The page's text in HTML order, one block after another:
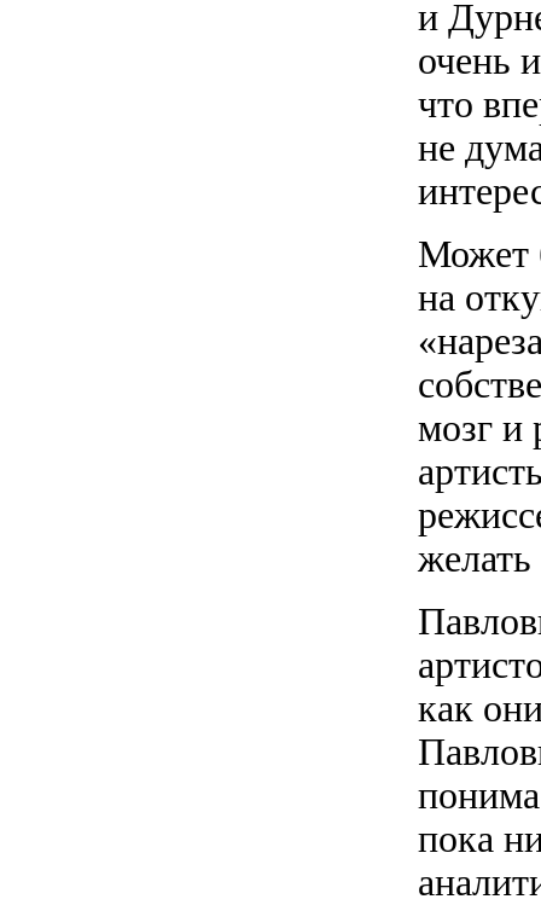
и
очень
что
не
Может
на
мозг и
как
пока